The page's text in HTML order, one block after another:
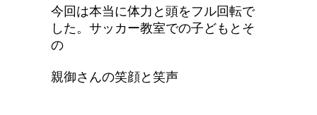
今回は本当に体力と頭をフル回転で
した。サッカー教室での子どもとそ
の
親御さんの笑顔と笑声